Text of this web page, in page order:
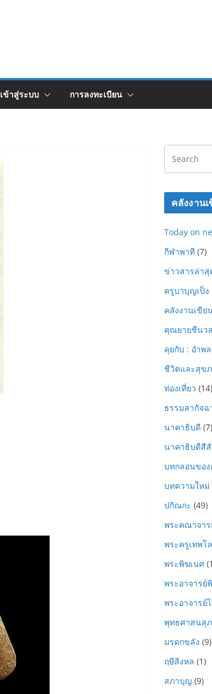
เข้าสู่ระบบ การลงทะเบียน
คลังงาน
Today on
กีฬาพาที (7)
ข่าวสารล่าสุ
ครูบาบุญเป็ง
คลังงานเขีย
คุณยายชีนว
คุยกับ : อำพ
ชีวิตและสุข
ท่องเที่ยว (14)
ธรรมสากัจฉ
นาคาธิบดี (7)
นาคาธิบดีสี
บทกลอนของ
บทความใหม่
ปกิณกะ (49)
พระคณาจาร
พระครูเทพโ
พระพิฆเนศ
พระอาจารย์
พระอาจารย์
พุทธศาสนสุ
มรดกขลัง (9)
ฤษีสิงหล (1)
สภาบุญ (9)